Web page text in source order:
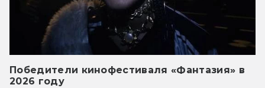
Победители кинофестиваля «Фантазия» в
2026 году